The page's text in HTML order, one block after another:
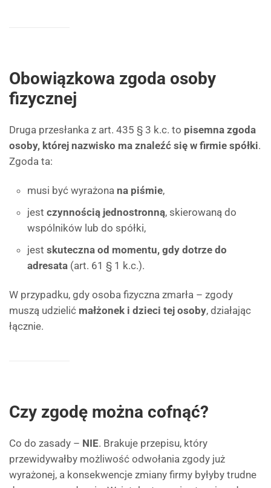
Obowiązkowa zgoda osoby
fizycznej
Druga przesłanka z art. 435 § 3 k.c. to pisemna zgoda
osoby, której nazwisko ma znaleźć się w firmie spółki.
Zgoda ta:
musi być wyrażona na piśmie,
jest czynnością jednostronną, skierowaną do
wspólników lub do spółki,
jest skuteczna od momentu, gdy dotrze do
adresata (art. 61 § 1 k.c.).
W przypadku, gdy osoba fizyczna zmarła – zgody
muszą udzielić małżonek i dzieci tej osoby, działając
łącznie.
Czy zgodę można cofnąć?
Co do zasady – NIE. Brakuje przepisu, który
przewidywałby możliwość odwołania zgody już
wyrażonej, a konsekwencje zmiany firmy byłyby trudne